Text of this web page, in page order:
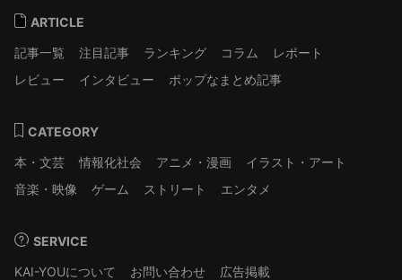
ARTICLE
記事一覧
注目記事 ランキング コラム
レポート
レビュー
インタビュー ポップなまとめ記事
CATEGORY
本・文芸
情報化社会 アニメ・漫画
イラスト・アート
音楽・映像
ゲーム ストリート エンタメ
SERVICE
KAI-YOUについて
お問い合わせ
広告掲載